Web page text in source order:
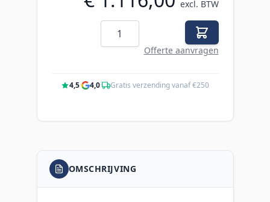
excl. BTW
Aantal
Offerte aanvragen
4,5· 4,0· Gratis verzending vanaf €250
OMSCHRIJVING